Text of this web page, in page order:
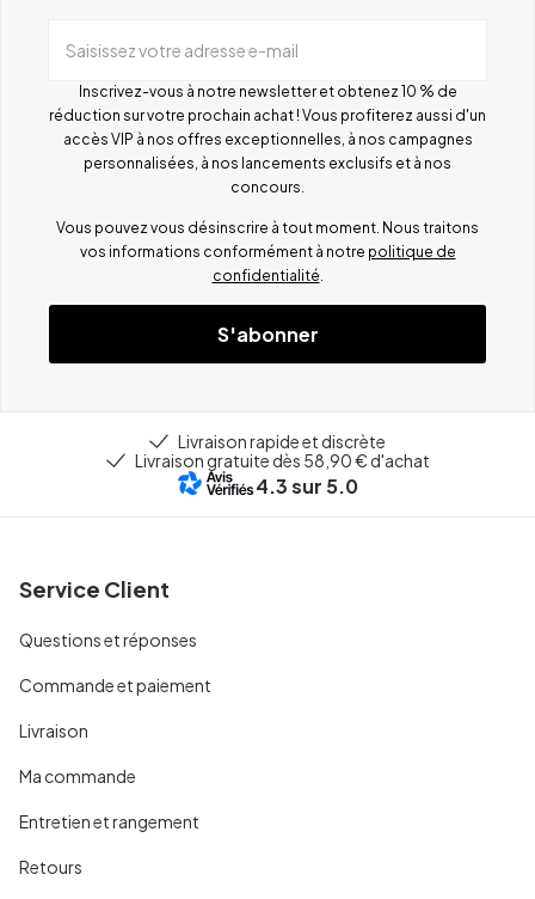
Saisissez votre adresse e-mail
Inscrivez-vous à notre newsletter et obtenez 10 % de
réduction sur votre prochain achat ! Vous profiterez aussi d'un
accès VIP à nos offres exceptionnelles, à nos campagnes
personnalisées, à nos lancements exclusifs et à nos
concours.
Vous pouvez vous désinscrire à tout moment. Nous traitons
vos informations conformément à notre politique de
confidentialité.
S'abonner
Livraison rapide et discrète
Livraison gratuite dès 58,90 € d'achat
4.3sur 5.0
Service Client
Questions et réponses
Commande et paiement
Livraison
Ma commande
Entretien et rangement
Retours